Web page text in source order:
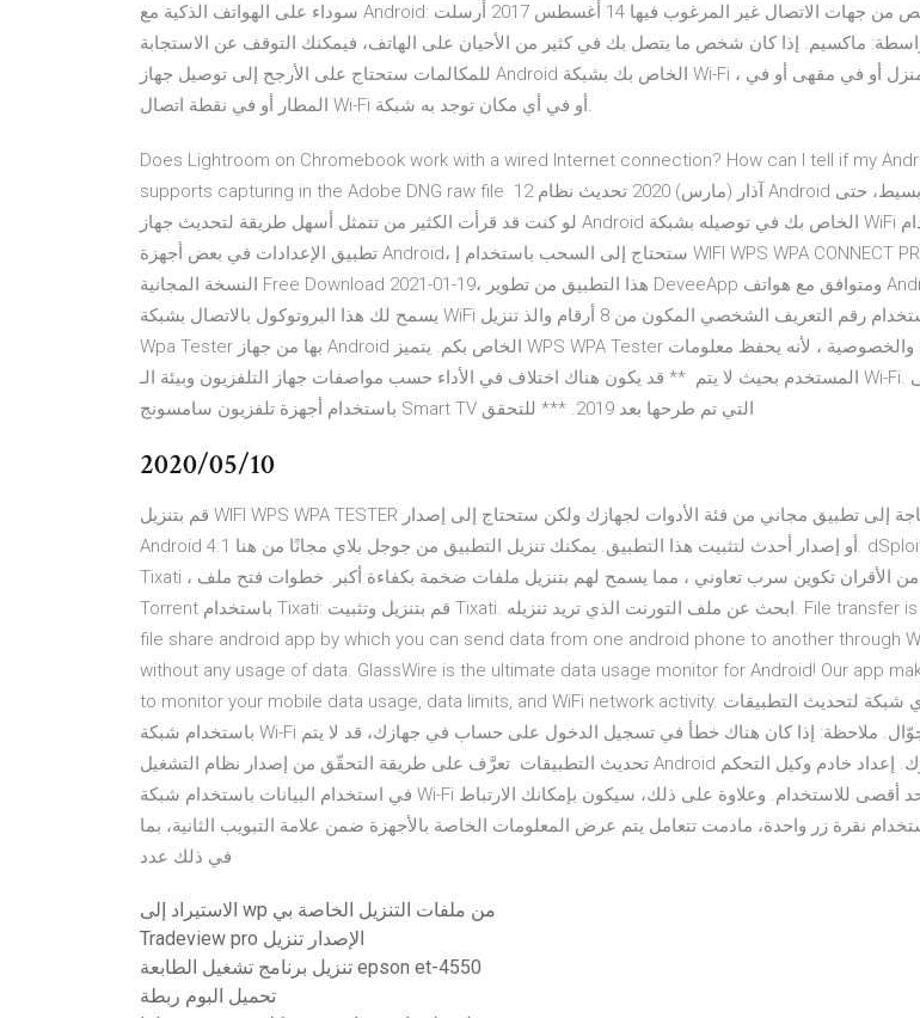
سوداء على الهواتف الذكية مع Android: كيفية التخلص من جهات الاتصال غير المرغوب فيها 14 أغسطس 2017 أرسلت
ماكسيم. إذا كان شخص ما يتصل بك في كثير من الأحيان على الهاتف، فيمكنك التوقف عن الاستجابة
للمكالمات ستحتاج على الأرجح إلى توصيل جهاز Android الخاص بك بشبكة Wi-Fi ، سواء في المنزل أو في مقهى أو في
المطار أو في نقطة اتصال Wi-Fi أو في أي مكان توجد به شبكة.
Does Lightroom on Chromebook work with a wired Internet connection? How can I tell if my
supports capturing in the Adobe DNG raw file 12 آذار (مارس) 2020 تحديث نظام Android يدوياً ليس بسيط، حتى
لو كنت قد قرأت الكثير من تتمثل أسهل طريقة لتحديث جهاز Android الخاص بك في توصيله بشبكة WiFi واستخدام
تطبيق الإعدادات في بعض أجهزة Android، ستحتاج إلى السحب باستخدام إ WIFI WPS WPA CONNECT PRO تنزيل APK
النسخة المجانية Free Download 2021-01-19، هذا التطبيق من تطوير DeveeApp ومتوافق مع هواتف Android 4.0
يسمح لك هذا البروتوكول بالاتصال بشبكة WiFi باستخدام رقم التعريف الشخصي المكون من 8 أرقام والذ تنزيل Wps
Wpa Tester بها من جهاز Android الخاص بكم. يتميز WPS WPA Tester بالأمان والخصوصية ، لأنه يحفظ معلومات
المستخدم بحيث لا يتم ** قد يكون هناك اختلاف في الأداء حسب مواصفات جهاز التلفزيون وبيئة الـ Wi-Fi. يُوصى
2020/05/10
قم بتنزيل WIFI WPS WPA TESTER إذا كنت بحاجة إلى تطبيق مجاني من فئة الأدوات لجهازك ولكن ستحتاج إلى إصدار
Android 4.1 أو إصدار أحدث لتثبيت هذا التطبيق. يمكنك تنزيل التطبيق من جوجل بلاي مجانًا من هنا. dSploit باستخدام
Tixati ، يمكن للعديد من الأقران تكوين سرب تعاوني ، مما يسمح لهم بتنزيل ملفات ضخمة بكفاءة أكبر. خطوات فتح ملف
Torrent باستخدام Tixati: قم بتنزيل وتثبيت Tixati. ابحث عن ملف التورنت الذي تريد تنزيله. File transfer is basically a
file share android app by which you can send data from one android phone to another through
without any usage of data. GlassWire is the ultimate data usage monitor for Android! Our app
to monitor your mobile data usage, data limits, and WiFi network activity. على أي شبكة لتحديث التطبيقات
باستخدام شبكة Wi-Fi أو بيانات الجوّال. ملاحظة: إذا كان هناك خطأ في تسجيل الدخول على حساب في جهازك، قد لا يتم
تحديث التطبيقات تعرَّف على طريقة التحقّق من إصدار نظام التشغيل Android على جهازك. إعداد خادم وكيل التحكم
في استخدام البيانات باستخدام شبكة Wi-Fi تفرض حد أقصى للاستخدام. وعلاوة على ذلك، سيكون بإمكانك الارتباط
نقرة زر واحدة، مادمت تتعامل يتم عرض المعلومات الخاصة بالأجهزة ضمن علامة التبويب الثانية، بما
الاستيراد إلى wp من ملفات التنزيل الخاصة بي
Tradeview pro الإصدار تنزيل
تنزيل برنامج تشغيل الطابعة epson et-4550
تحميل البوم ربطة